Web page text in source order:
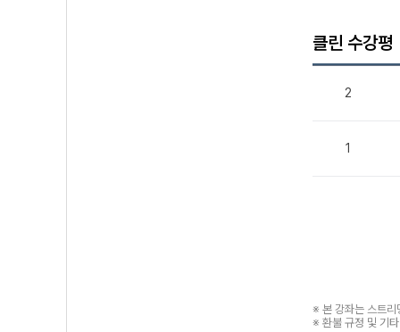
클린 수강평
2
1
※ 본 강좌는 스트리
※ 환불 규정 및 기